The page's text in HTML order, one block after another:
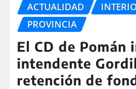
ACTUALIDAD
PROVINCIA
El CD de Pomán
intendente
retención de